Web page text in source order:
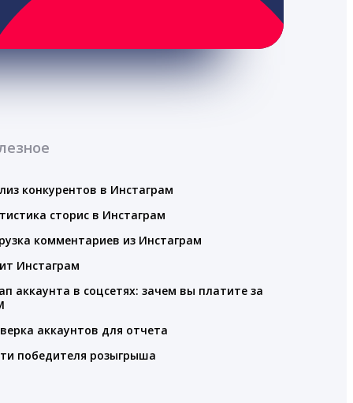
конкурентов в Инстаграм
сторис в Инстаграм
комментариев из Инстаграм
Инстаграм
аккаунта в соцсетях: зачем вы платите за
аккаунтов для отчета
победителя розыгрыша